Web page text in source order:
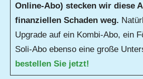
Online-Abo) stecken wir diese
finanziellen Schaden weg.
Upgrade auf ein Kombi-Abo, ein
Soli-Abo ebenso eine große
bestellen Sie jetzt!